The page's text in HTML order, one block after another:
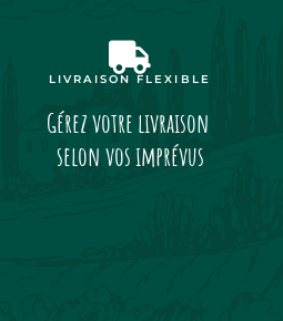
LIVRAISON FLEXIBLE
Gérez votre livraison
selon vos imprévus